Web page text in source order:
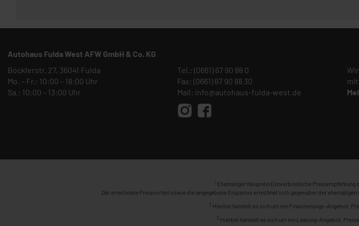
Autohaus Fulda West AFW GmbH & Co. KG
Böcklerstr. 27, 36041 Fulda
Mo. – Fr.: 10:00 – 18:00 Uhr
Sa.: 10:00 – 13:00 Uhr
Tel.: (0661) 67 90 88 0
Fax: (0661) 67 90 88 30
Mail: info@autohaus-fulda-west.de
1 Ehemaliger Neupreis (Unverbindliche Preisempfehlung
Der errechnete Preisvorteil sowie die angegebene Ersparnis errechnet sich gegenüber der
2 Hierbei handelt es sich um ein Finanzierungs-Angebot.
3 Hierbei handelt es sich um ein Leasing-Angebot.